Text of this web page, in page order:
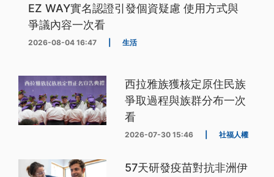
EZ WAY實名認證引發個資疑慮 使用方式與
爭議內容一次看
2026-08-04 16:47 生活
西拉雅族獲核定原住民族
爭取過程與族群分布一次
看
2026-07-30 15:46 社福人權
57天研發疫苗對抗非洲伊